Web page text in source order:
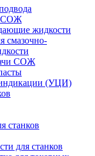
СОЖ
жидкости
смазочно-
СОЖ
(УЦИ)
станков
для станков